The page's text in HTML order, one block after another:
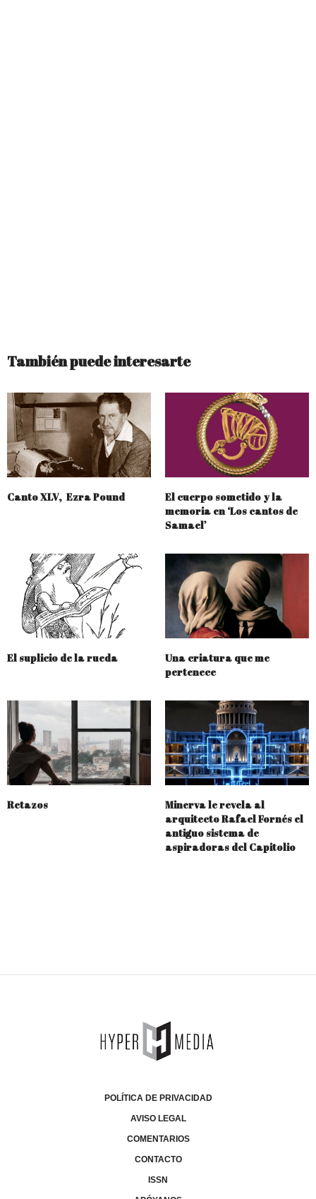
También puede interesarte
Canto XLV, Ezra Pound
El cuerpo sometido y la
memoria en ‘Los cantos de
Samael’
El suplicio de la rueda
Una criatura que me
pertenece
Retazos
Minerva le revela al
arquitecto Rafael Fornés el
antiguo sistema de
aspiradoras del Capitolio
POLÍTICA DE PRIVACIDAD
AVISO LEGAL
COMENTARIOS
CONTACTO
ISSN